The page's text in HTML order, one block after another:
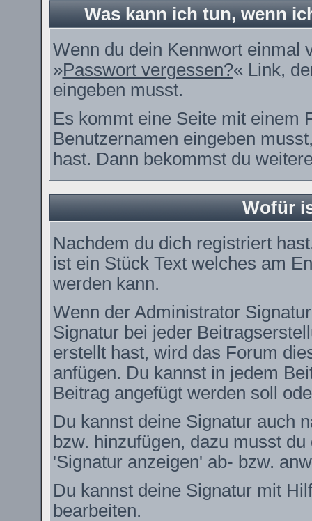
Was kann ich tun, wenn
Wenn du dein Kennwort einmal
»Passwort vergessen?« Link,
eingeben musst.
Es kommt eine Seite mit einem
Benutzernamen eingeben
hast. Dann bekommst du
Wofür
Nachdem du dich registriert
ist ein Stück Text welches am
werden kann.
Wenn der Administrator
Signatur bei jeder
erstellt hast, wird das Forum
anfügen. Du kannst in jedem
Beitrag angefügt werden soll
Du kannst deine Signatur auch
bzw. hinzufügen, dazu musst
'Signatur anzeigen' ab- bzw.
Du kannst deine Signatur mit
bearbeiten.